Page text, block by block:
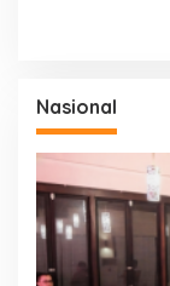
Nasional